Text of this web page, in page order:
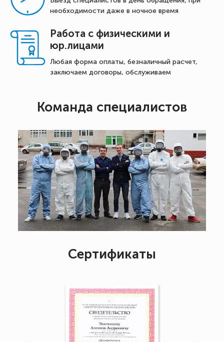
необходимости даже в ночное время
Работа с физическими и
юр.лицами
Любая форма оплаты, безналичный расчет,
заключаем договоры, обслуживаем
Команда специалистов
Сертификаты